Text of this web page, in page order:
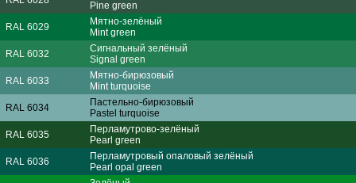
Pine green
RAL 6029
Мятно-зелёный
Mint green
RAL 6032
Сигнальный зелёный
Signal green
RAL 6033
Мятно-бирюзовый
Mint turquoise
RAL 6034
Пастельно-бирюзовый
Pastel turquoise
RAL 6035
Перламутрово-зелёный
Pearl green
RAL 6036
Перламутровый опаловый зелёный
Pearl opal green